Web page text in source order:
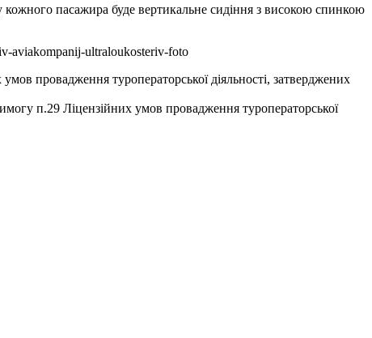
пасажира буде вертикальне сидіння з високою спинкою
aviakompanij-ultraloukosteriv-foto
провадження туроператорської діяльності, затверджених
п.29 Ліцензійних умов провадження туроператорської